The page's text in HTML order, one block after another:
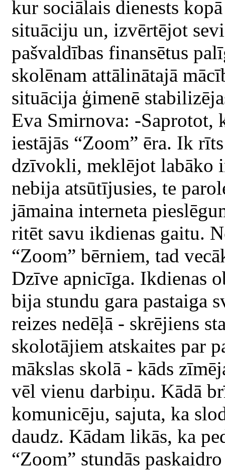
kur sociālais dienests
situāciju un, izvērtējot
pašvaldības finansētus
skolēnam attālinātajā
situācija ģimenē
Eva Smirnova: -Saprotot,
iestājās “Zoom” ēra. Ik
dzīvokli, meklējot labāko
nebija atsūtījusies, te
jāmaina interneta
ritēt savu ikdienas gaitu.
“Zoom” bērniem, tad
Dzīve apnicīga. Ikdienas
bija stundu gara pastaiga
reizes nedēļā - skrējiens
skolotājiem atskaites par
mākslas skolā - kāds
vēl vienu darbiņu. Kādā
komunicēju, sajuta, ka
daudz. Kādam likās, ka
“Zoom” stundās